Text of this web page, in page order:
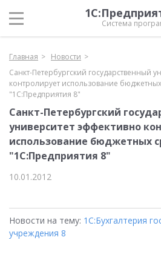
Система
Главная
Новости
Санкт-Петербургский государственный
контролирует использование
"1С:Предприятия 8"
Санкт-Петербургский
университет эффективно
использование бюджетных
"1С:Предприятия 8"
10.01.2012
Новости на тему: 1С:Бухгалтерия
учреждения 8